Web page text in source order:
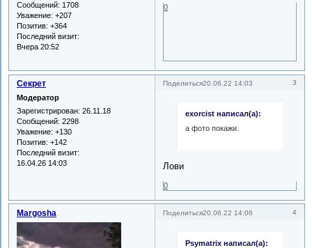
Сообщений: 1708
Уважение: +207
Позитив: +364
Последний визит:
Вчера 20:52
0
Поделиться 3
20.06.22 14:03
Секрет
Модератор
Зарегистрирован: 26.11.18
Сообщений: 2298
Уважение: +130
Позитив: +142
Последний визит:
16.04.26 14:03
exorcist написал(а):
а фото покажи.
Лови
0
Поделиться 4
20.06.22 14:06
Margosha
Psymatrix написал(а):